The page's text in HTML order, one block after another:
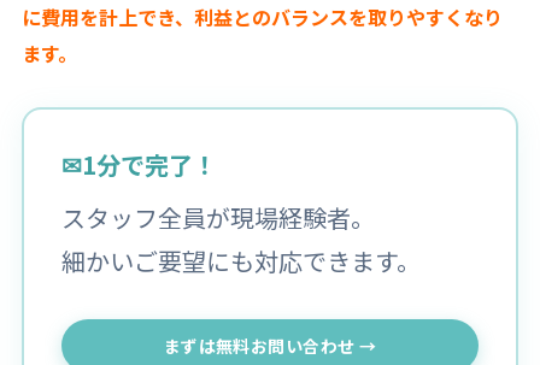
に費用を計上でき、利益とのバランスを取りやすくなり
ます。
✉1分で完了！
スタッフ全員が現場経験者。
細かいご要望にも対応できます。
まずは無料お問い合わせ →